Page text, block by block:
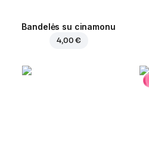
Bandelės su cinamonu
4,00 €